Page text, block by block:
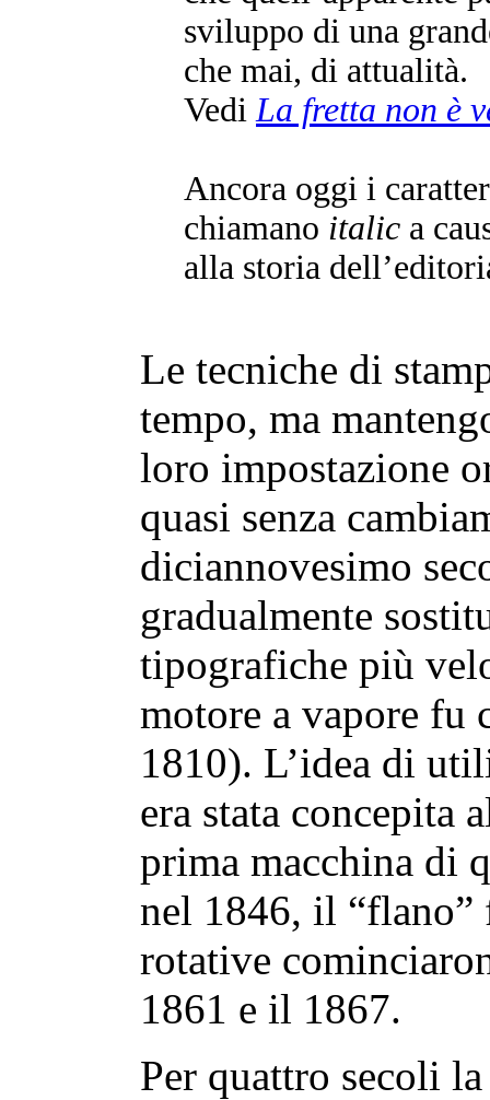
sviluppo di una
che mai, di attualità.
VediLa fretta non è
Ancora oggi i
chiamano italic a
alla storia
Le tecniche di
tempo, ma
loro impostazione
quasi senza
diciannovesimo
gradualmente
tipografiche più
motore a vapore fu
1810). L’idea di
era stata concepita
prima macchina di
nel 1846, il “flano”
rotative
1861 e il 1867.
Per quattro secoli